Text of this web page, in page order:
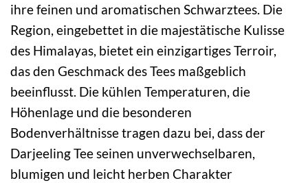
ihre feinen und aromatischen Schwarztees. Die
Region, eingebettet in die majestätische Kulisse
des Himalayas, bietet ein einzigartiges Terroir,
das den Geschmack des Tees maßgeblich
beeinflusst. Die kühlen Temperaturen, die
Höhenlage und die besonderen
Bodenverhältnisse tragen dazu bei, dass der
Darjeeling Tee seinen unverwechselbaren,
blumigen und leicht herben Charakter